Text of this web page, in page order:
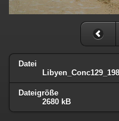
Datei
Dateigröße
2680 kB